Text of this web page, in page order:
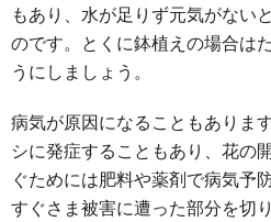
もあり、水が足りず元気がない
のです。とくに鉢植えの場合は
うにしましょう。
病気が原因になることもありま
シに発症することもあり、花の
ぐためには肥料や薬剤で病気予
すぐさま被害に遭った部分を切